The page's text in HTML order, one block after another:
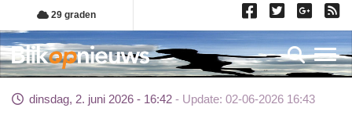
Overslaan
en
naar
de
gaan
29 graden
dinsdag, 2. juni 2026 - 16:42 Update: 02-06-2026 16:43